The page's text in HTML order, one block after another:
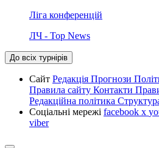
Ліга конференцій
ЛЧ - Top News
До всіх турнірів
Сайт Редакція Прогнози
Правила сайту Контакти
Редакційна політика
Соціальні мережі facebook x
viber